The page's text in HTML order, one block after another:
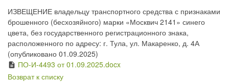
ИЗВЕЩЕНИЕ владельцу транспортного средства с признаками
брошенного (бесхозяйного) марки «Москвич 2141» синего
цвета, без государственного регистрационного знака,
расположенного по адресу: г. Тула, ул. Макаренко, д. 4А
(опубликовано 01.09.2025)
description ПО-И-4493 от 01.09.2025.docx
Возврат к списку